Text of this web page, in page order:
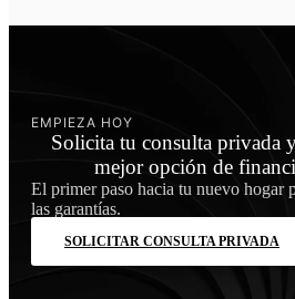
EMPIEZA HOY
Solicita tu consulta privada
mejor opción de
El primer paso hacia tu nuevo hogar
las garantías.
SOLICITAR CONSULTA PRIVADA